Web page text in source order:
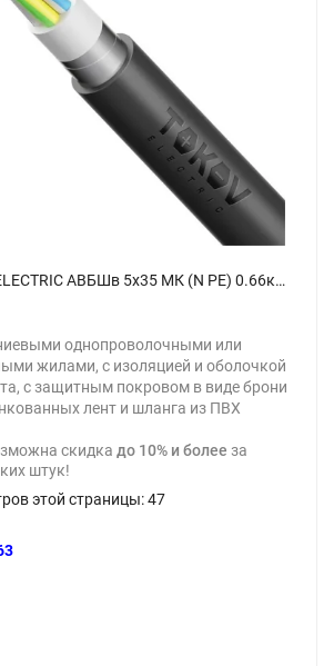
Кабель TOKOV ELECTRIC АВБШв 5х35 МК (N PE) 0.66кВ (м) 00-00072441 - фото
однопроволочными или
жилами, с изоляцией и оболочкой
с защитным покровом в виде брони
лент и шланга из ПВХ
скидка до 10% и более за
штук!
этой страницы:47